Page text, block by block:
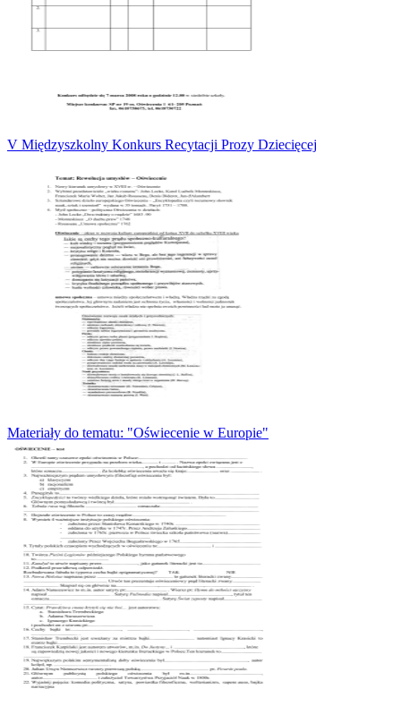
V Międzyszkolny Konkurs Recytacji Prozy Dziecięcej
Materiały do tematu: "Oświecenie w Europie"